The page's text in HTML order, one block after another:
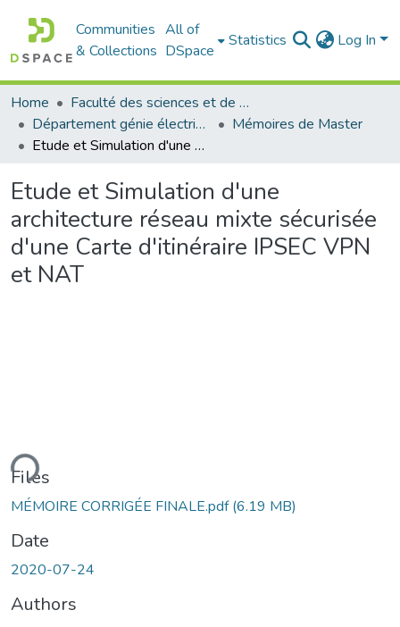
Communities
& Collections
All of
DSpace
Statistics Log In
Home
Faculté des sciences et de la technologie
Département génie électrique
Mémoires de Master
Etude et Simulation d'une architecture réseau mixte sécurisée d'une Carte d'itinéraire IPSEC VPN et NAT
Etude et Simulation d'une
architecture réseau mixte sécurisée
d'une Carte d'itinéraire IPSEC VPN
et NAT
Loading...
Files
MÉMOIRE CORRIGÉE FINALE.pdf(6.19 MB)
Date
2020-07-24
Authors